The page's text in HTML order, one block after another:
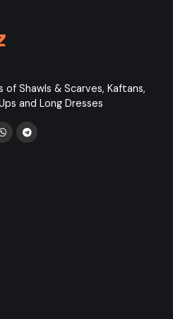
Shawls & Scarves, Kaftans,
and Long Dresses